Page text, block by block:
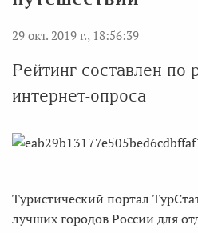
29 окт. 2019 г., 18:56:39
Рейтинг составлен по
интернет-опроса
Туристический портал
лучших городов России для